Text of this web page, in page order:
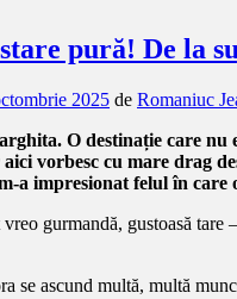
pură! De la
2025 de Romaniuc
O destinație care
vorbesc cu mare drag
a impresionat felul în
gurmandă, gustoasă
se ascund multă, multă